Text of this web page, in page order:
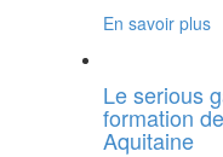
En savoir plus
Le serious
formation
Aquitaine